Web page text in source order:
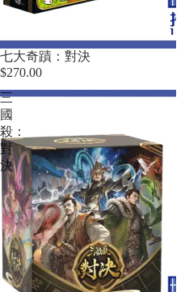
Sold out
七大奇蹟：對決
$270.00
三
國
殺：
對
決